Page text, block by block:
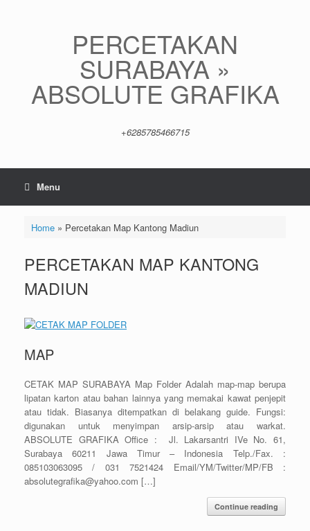
PERCETAKAN
SURABAYA »
ABSOLUTE GRAFIKA
+6285785466715
Menu
Home» Percetakan Map Kantong Madiun
PERCETAKAN MAP KANTONG
MADIUN
MAP
CETAK MAP SURABAYA Map Folder Adalah map-map berupa
lipatan karton atau bahan lainnya yang memakai kawat penjepit
atau tidak. Biasanya ditempatkan di belakang guide. Fungsi:
digunakan untuk menyimpan arsip-arsip atau warkat.
ABSOLUTE GRAFIKA Office : Jl. Lakarsantri IVe No. 61,
Surabaya 60211 Jawa Timur – Indonesia Telp./Fax. :
085103063095 / 031 7521424 Email/YM/Twitter/MP/FB :
absolutegrafika@yahoo.com […]
Continue reading